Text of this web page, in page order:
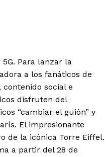
Para lanzar la
a los fanáticos de
social e
disfruten del
“cambiar el guión” y
El impresionante
de la icónica Torre Eiffel.
a partir del 28 de